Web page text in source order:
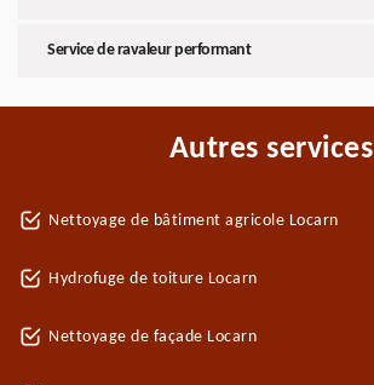
Service de ravaleur performant
Autres services
Nettoyage de bâtiment agricole Locarn
Hydrofuge de toiture Locarn
Nettoyage de façade Locarn